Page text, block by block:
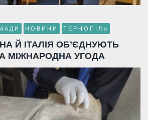
НОВИНИ ТЕРНОПІЛЬ
Й ІТАЛІЯ ОБ’ЄДНУЮТЬ
МІЖНАРОДНА УГОДА